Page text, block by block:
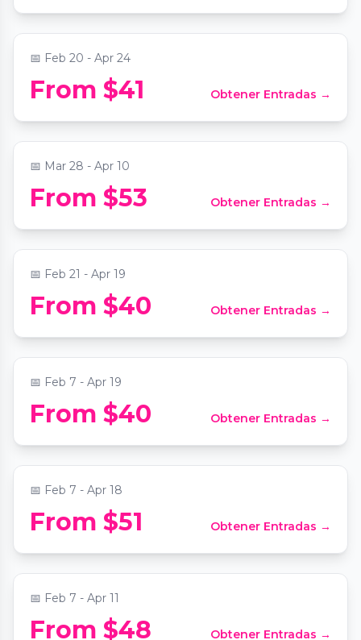
📍Arts Center of Oak Park
📅 Feb 20 - Apr 24
From $41 Obtener Entradas →
Candlelight: Best of Bridgerton on
Strings
📍Stan Mansion
📅 Mar 28 - Apr 10
From $53 Obtener Entradas →
Candlelight: Tribute to Drake
📍Stan Mansion
📅 Feb 21 - Apr 19
From $40 Obtener Entradas →
Candlelight: Tribute to Queen
📍Stan Mansion
📅 Feb 7 - Apr 19
From $40 Obtener Entradas →
Candlelight: Tribute to Fleetwood Mac on
Strings
📍Wicker Park Lutheran Church
📅 Feb 7 - Apr 18
From $51 Obtener Entradas →
Candlelight: Rings and Dragons
📍Wicker Park Lutheran Church
📅 Feb 7 - Apr 11
From $48 Obtener Entradas →